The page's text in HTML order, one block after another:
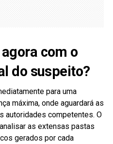
com o
do suspeito?
para uma
máxima, onde aguardará as
autoridades competentes. O
as extensas pastas
gerados por cada